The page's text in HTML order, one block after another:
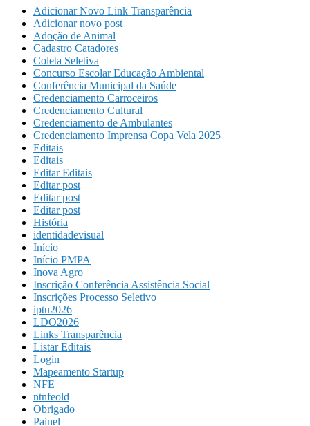
Adicionar Novo Link Transparência
Adicionar novo post
Adoção de Animal
Cadastro Catadores
Coleta Seletiva
Concurso Escolar Educação Ambiental
Conferência Municipal da Saúde
Credenciamento Carroceiros
Credenciamento Cultural
Credenciamento de Ambulantes
Credenciamento Imprensa Copa Vela 2025
Editais
Editais
Editar Editais
Editar post
Editar post
Editar post
História
identidadevisual
Início
Início PMPA
Inova Agro
Inscrição Conferência Assistência Social
Inscrições Processo Seletivo
iptu2026
LDO2026
Links Transparência
Listar Editais
Login
Mapeamento Startup
NFE
ntnfeold
Obrigado
Painel